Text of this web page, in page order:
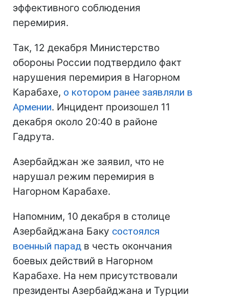
эффективного соблюдения
перемирия.
Так, 12 декабря Министерство
обороны России подтвердило факт
нарушения перемирия в Нагорном
Карабахе, о котором ранее заявляли в
Армении. Инцидент произошел 11
декабря около 20:40 в районе
Гадрута.
Азербайджан же заявил, что не
нарушал режим перемирия в
Нагорном Карабахе.
Напомним, 10 декабря в столице
Азербайджана Баку состоялся
военный парад в честь окончания
боевых действий в Нагорном
Карабахе. На нем присутствовали
президенты Азербайджана и Турции